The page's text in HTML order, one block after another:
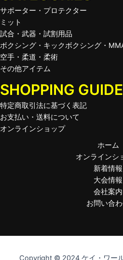
サポーター・プロテクター
ミット
試合・武器・試割用品
ボクシング・キックボクシング・
空手・柔道・柔術
その他アイテム
SHOPPING GUIDE
特定商取引法に基づく表記
お支払い・送料について
オンラインショップ
ホーム
オンラインシ
新着情報
大会情報
会社案内
お問い合